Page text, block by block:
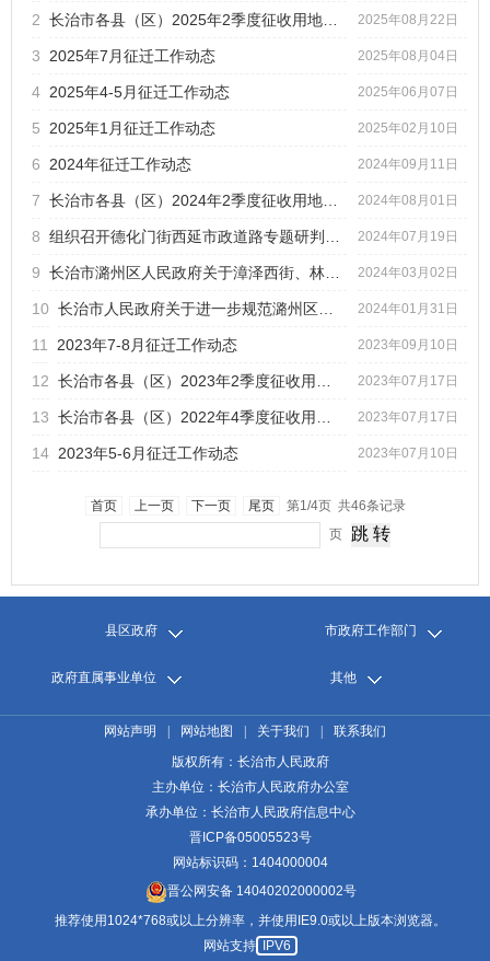
发文字号 发布日期
2 2025年08月22日
3 2025年7月征迁工作动态 2025年08月04日
4 2025年4-5月征迁工作动态 2025年06月07日
5 2025年1月征迁工作动态 2025年02月10日
6 2024年征迁工作动态 2024年09月11日
7 2024年08月01日
8 2024年07月19日
9 2024年03月02日
10 2024年01月31日
11 2023年7-8月征迁工作动态 2023年09月10日
12 2023年07月17日
13 2023年07月17日
14 2023年5-6月征迁工作动态 2023年07月10日
首页 上一页 下一页 尾页
第1/4页 共46条记录
页
县区政府 市政府工作部门
政府直属事业单位 其他
网站声明 网站地图 关于我们
联系我们
版权所有：长治市人民政府
主办单位：长治市人民政府办公室
承办单位：长治市人民政府信息中心
晋ICP备05005523号
网站标识码：1404000004
晋公网安备 14040202000002号
推荐使用1024*768或以上分辨率，并使用IE9.0或以上版本浏览器。
网站支持
IPV6